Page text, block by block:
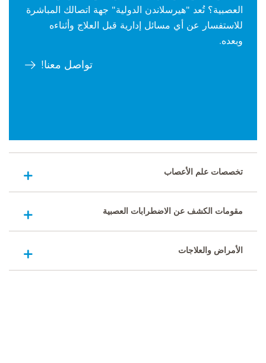
العصبية؟ تُعد "هيرسلاندن الدولية" جهة اتصالك المباشرة
للاستفسار عن أي مسائل إدارية قبل العلاج وأثناءه
وبعده.
تواصل معنا!
تخصصات علم الأعصاب
مقومات الكشف عن الاضطرابات العصبية
الأمراض والعلاجات